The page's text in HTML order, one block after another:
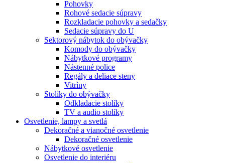
Pohovky
Rohové sedacie súpravy
Rozkladacie pohovky a sedačky
Sedacie súpravy do U
Sektorový nábytok do obývačky
Komody do obývačky
Nábytkové programy
Nástenné police
Regály a deliace steny
Vitríny
Stolíky do obývačky
Odkladacie stolíky
TV a audio stolíky
Osvetlenie, lampy a svetlá
Dekoračné a vianočné osvetlenie
Dekoračné osvetlenie
Nábytkové osvetlenie
Osvetlenie do interiéru